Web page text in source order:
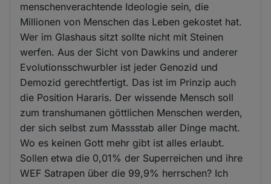
menschenverachtende Ideologie sein, die
Millionen von Menschen das Leben gekostet hat.
Wer im Glashaus sitzt sollte nicht mit Steinen
werfen. Aus der Sicht von Dawkins und anderer
Evolutionsschwurbler ist jeder Genozid und
Demozid gerechtfertigt. Das ist im Prinzip auch
die Position Hararis. Der wissende Mensch soll
zum transhumanen göttlichen Menschen werden,
der sich selbst zum Massstab aller Dinge macht.
Wo es keinen Gott mehr gibt ist alles erlaubt.
Sollen etwa die 0,01% der Superreichen und ihre
WEF Satrapen über die 99,9% herrschen? Ich